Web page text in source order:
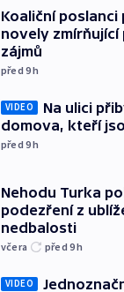
Koaliční poslanci
novely
zájmů
před 9h
VIDEO
Na ulici
domova, kteří
před 9h
Nehodu Turka
podezření z
nedbalosti
včera před 9h
VIDEO